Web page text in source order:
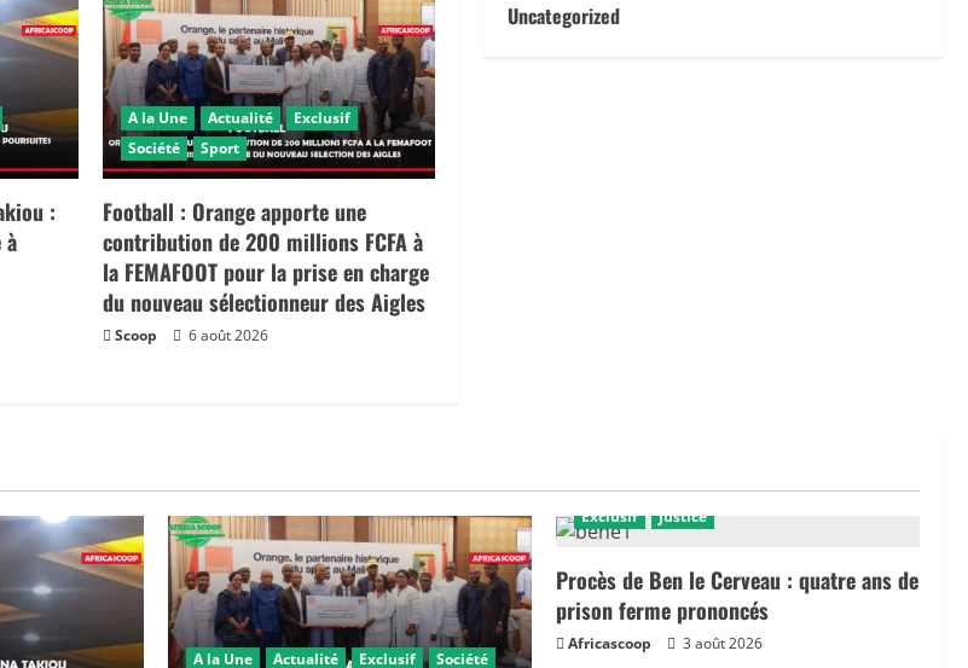
:
à
A la Une Actualité
Exclusif
Société
Sport
Football : Orange apporte une
contribution de 200 millions FCFA à
la FEMAFOOT pour la prise en charge
du nouveau sélectionneur des Aigles
Scoop 6 août 2026
Uncategorized
A la Une Actualité Exclusif Société
Exclusif Justice
Procès de Ben le Cerveau : quatre ans de
prison ferme prononcés
Africascoop 3 août 2026